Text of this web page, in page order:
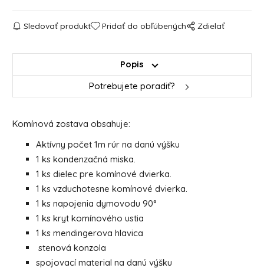
Sledovať produkt Pridať do obľúbených Zdielať
Popis
Potrebujete poradiť?
Komínová zostava obsahuje:
Aktívny počet 1m rúr na danú výšku
1 ks kondenzačná miska.
1 ks dielec pre komínové dvierka.
1 ks vzduchotesne komínové dvierka.
1 ks napojenia dymovodu 90°
1 ks kryt komínového ustia
1 ks mendingerova hlavica
stenová konzola
spojovací material na danú výšku